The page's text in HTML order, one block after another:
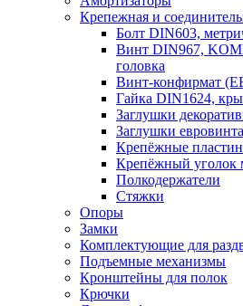
Крепежная и
Болт DIN603,
Винт DIN967,
головка
Винт-конфирмат
Гайка DIN1624,
Заглушки
Заглушки евровинта
Крепёжные
Крепёжный уголок
Полкодержатели
Стяжки
Опоры
Замки
Комплектующие для
Подъемные механизмы
Кронштейны для полок
Крючки